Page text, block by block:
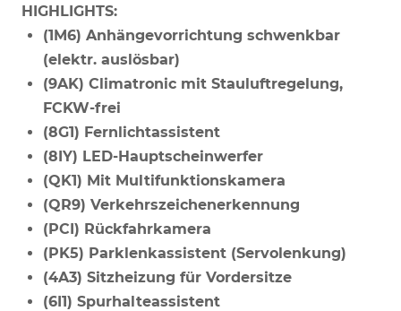
HIGHLIGHTS:
(1M6) Anhängevorrichtung schwenkbar
(elektr. auslösbar)
(9AK) Climatronic mit Stauluftregelung,
FCKW-frei
(8G1) Fernlichtassistent
(8IY) LED-Hauptscheinwerfer
(QK1) Mit Multifunktionskamera
(QR9) Verkehrszeichenerkennung
(PCI) Rückfahrkamera
(PK5) Parklenkassistent (Servolenkung)
(4A3) Sitzheizung für Vordersitze
(6I1) Spurhalteassistent